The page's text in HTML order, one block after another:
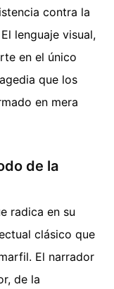
contra la
lenguaje visual,
en el único
que los
en mera
de la
radica en su
clásico que
El narrador
de la